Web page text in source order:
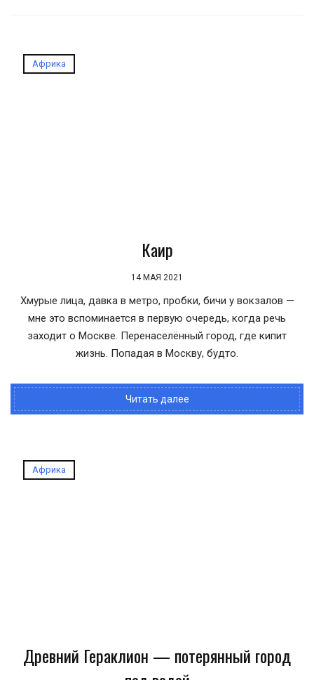
Африка
Каир
14 МАЯ 2021
Хмурые лица, давка в метро, пробки, бичи у вокзалов —
мне это вспоминается в первую очередь, когда речь
заходит о Москве. Перенаселённый город, где кипит
жизнь. Попадая в Москву, будто.
Читать далее
Африка
Древний Гераклион — потерянный город